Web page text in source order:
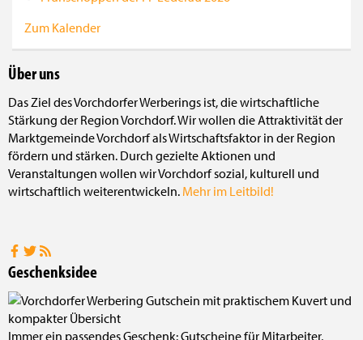
Zum Kalender
Über uns
Das Ziel des Vorchdorfer Werberings ist, die wirtschaftliche
Stärkung der Region Vorchdorf. Wir wollen die Attraktivität der
Marktgemeinde Vorchdorf als Wirtschaftsfaktor in der Region
fördern und stärken. Durch gezielte Aktionen und
Veranstaltungen wollen wir Vorchdorf sozial, kulturell und
wirtschaftlich weiterentwickeln. Mehr im Leitbild!
Geschenksidee
Immer ein passendes Geschenk: Gutscheine für Mitarbeiter,